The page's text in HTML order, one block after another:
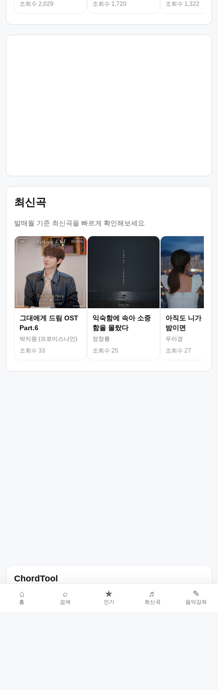
조회수 2,029
조회수 1,720
조회수 1,322
최신곡
발매월 기준 최신곡을 빠르게 확인해보세요.
그대에게 드림 OST
Part.6
박지원 (프로미스나인)
조회수 33
익숙함에 속아 소중
함을 몰랐다
정창룡
조회수 25
아직도 니가 그
밤이면
우이경
조회수 27
ChordTool
노래 가사, 곡 정보, 코드, 악보를 한곳에서 찾을 수 있는 음악 정보
서비스입니다.
⌂
홈
⌕
검색
★
인기
♬
최신곡
✎
음악강좌